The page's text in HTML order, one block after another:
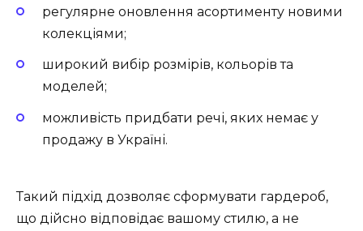
регулярне оновлення асортименту новими
колекціями;
широкий вибір розмірів, кольорів та
моделей;
можливість придбати речі, яких немає у
продажу в Україні.
Такий підхід дозволяє сформувати гардероб,
що дійсно відповідає вашому стилю, а не